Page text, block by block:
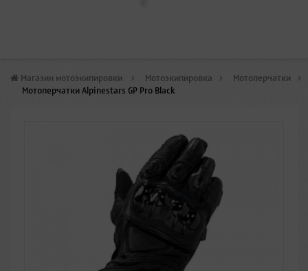
Магазин мотоэкипировки > Мотоэкипировка > Мотоперчатки
Мотоперчатки Alpinestars GP Pro Black